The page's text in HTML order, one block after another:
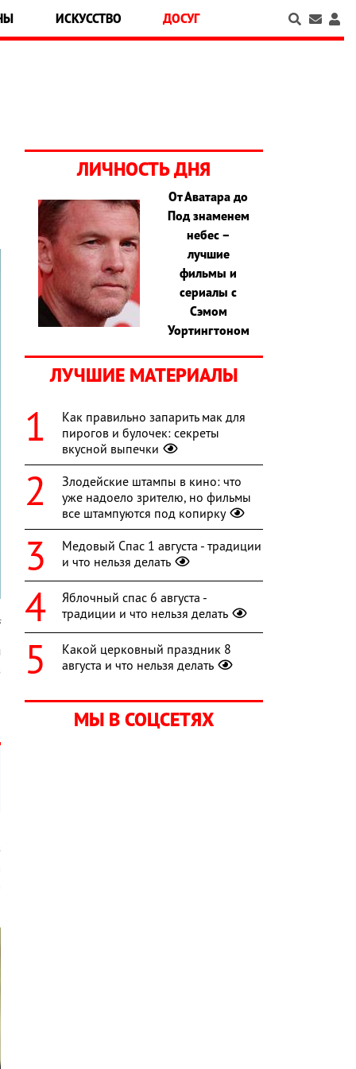
ИСКУССТВО ДОСУГ
ЛИЧНОСТЬ ДНЯ
От Аватара до
Под знаменем
небес –
лучшие
фильмы и
сериалы с
Сэмом
Уортингтоном
ЛУЧШИЕ МАТЕРИАЛЫ
Как правильно запарить мак для
пирогов и булочек: секреты
вкусной выпечки
Злодейские штампы в кино: что
уже надоело зрителю, но фильмы
все штампуются под копирку
Медовый Спас 1 августа - традиции
и что нельзя делать
Яблочный спас 6 августа -
традиции и что нельзя делать
Какой церковный праздник 8
августа и что нельзя делать
МЫ В СОЦСЕТЯХ